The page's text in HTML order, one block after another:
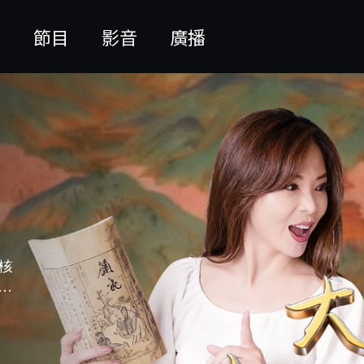
節目 影音 廣播